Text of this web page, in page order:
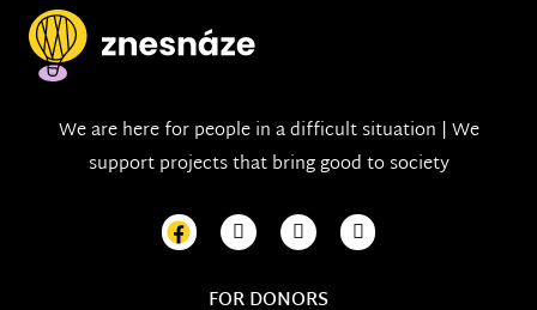
We are here for people in a difficult situation | We
support projects that bring good to society
FOR DONORS